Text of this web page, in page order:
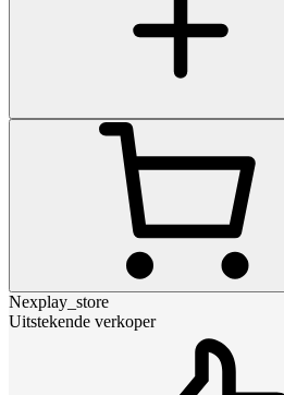
Nexplay_store
Uitstekende verkoper